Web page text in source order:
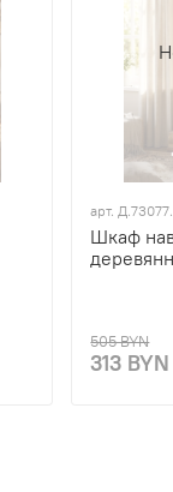
арт.
Шкаф
505 BYN
313 BYN